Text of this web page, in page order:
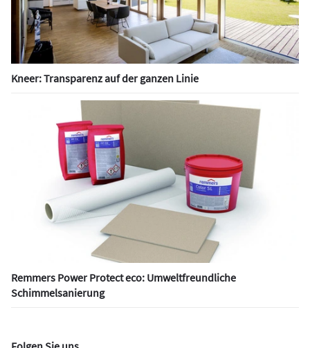
Kneer: Transparenz auf der ganzen Linie
Remmers Power Protect eco: Umweltfreundliche
Schimmelsanierung